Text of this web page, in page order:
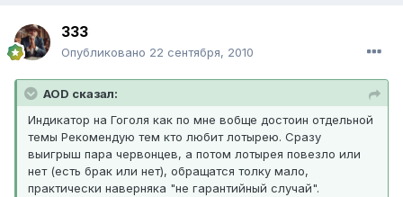
333
Опубликовано 22 сентября, 2010
AOD сказал:
Индикатор на Гоголя как по мне вобще достоин отдельной
темы Рекомендую тем кто любит лотырею. Сразу
выигрыш пара червонцев, а потом лотырея повезло или
нет (есть брак или нет), обращатся толку мало,
практически наверняка "не гарантийный случай".